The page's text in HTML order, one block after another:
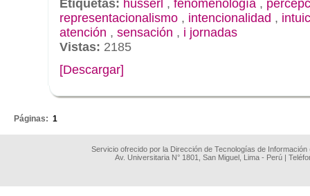
Etiquetas: husserl , fenomenología ,
representacionalismo , intencionalidad ,
atención , sensación , i jornadas
Vistas: 2185
[Descargar]
Páginas: 1
Servicio ofrecido por la Dirección de Tecnologías de
Av. Universitaria N° 1801, San Miguel, Lima - Perú |